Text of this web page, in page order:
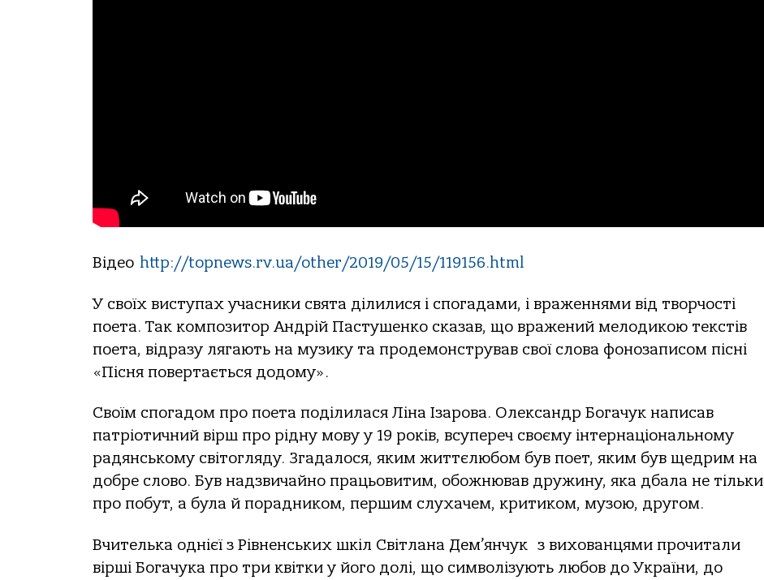
Відео http://topnews.rv.ua/other/2019/05/15/119156.html
У своїх виступах учасники свята ділилися і спогадами, і враженнями від творчості
поета. Так композитор Андрій Пастушенко сказав, що вражений мелодикою текстів
поета, відразу лягають на музику та продемонстрував свої слова фонозаписом пісні
«Пісня повертається додому».
Своїм спогадом про поета поділилася Ліна Ізарова. Олександр Богачук написав
патріотичний вірш про рідну мову у 19 років, всупереч своєму інтернаціональному
радянському світогляду. Згадалося, яким життєлюбом був поет, яким був щедрим на
добре слово. Був надзвичайно працьовитим, обожнював дружину, яка дбала не тільки
про побут, а була й порадником, першим слухачем, критиком, музою, другом.
Вчителька однієї з Рівненських шкіл Світлана Дем’янчук з вихованцями прочитали
вірші Богачука про три квітки у його долі, що символізують любов до України, до